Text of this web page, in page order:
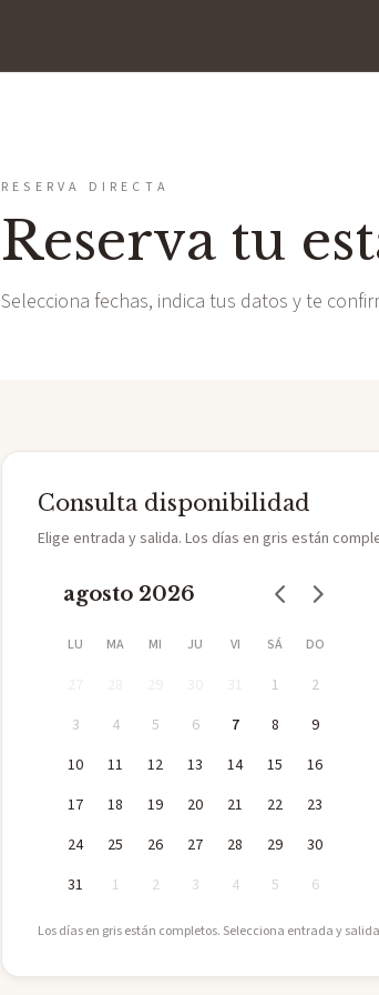
RESERVA DIRECTA
Reserva tu
Selecciona fechas, indica tus datos y te
Consulta disponibilidad
Elige entrada y salida. Los días en gris están
agosto 2026
LU MA MI JU VI SÁ DO
1
2
3
4 5 6 7 8
9
10
11 12 13 14 15
16
17
18 19 20 21 22
23
24
25 26 27 28 29
30
31
1 2 3 4 5 6
Los días en gris están completos. Selecciona entrada y